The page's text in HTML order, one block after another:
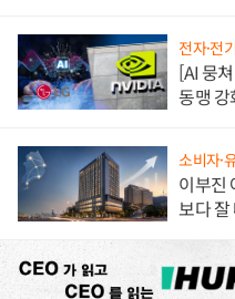
전자·전
[AI 뭉
동맹 강
소비자·
이부진
보다 잘